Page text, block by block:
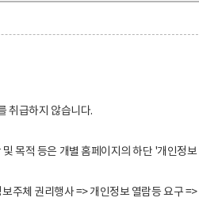
취급하지 않습니다.
목적 등은 개별 홈페이지의 하단 '개인정
체 권리행사 => 개인정보 열람등 요구